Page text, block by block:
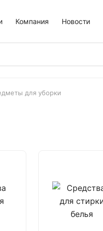
Компания Новости
для уборки